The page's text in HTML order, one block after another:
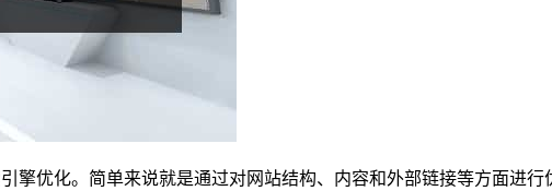
引擎优化。简单来说就是通过对网站结构、内容和外部链接等方面进